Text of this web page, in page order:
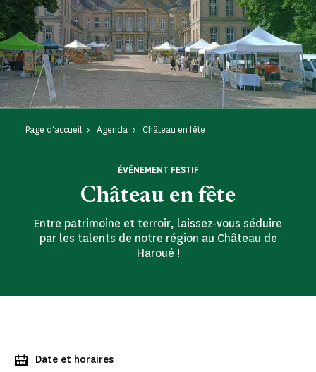
Page d'accueil Agenda Château en fête
Château en fête
ÉVÉNEMENT FESTIF
Entre patrimoine et terroir, laissez-vous séduire
par les talents de notre région au Château de
Haroué !
Date et horaires